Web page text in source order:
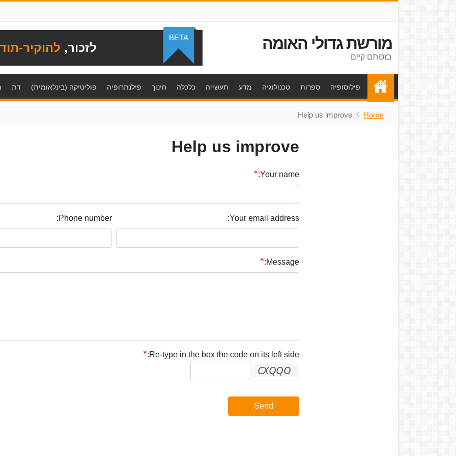
מורשת גדולי האומה
בזכותם קיים
לזכור, להוקיר-
BETA
פילוסופיה ספרות טכנולוגיה מדע תעשייה כלכלה חינוך פילנתרופיה פוליטיקה (בינלאומית) דת
Home
Help us improve
Help us improve
Your name:
Your email address:
Phone number:
Message:
Re-type in the box the code on its left side:
Send